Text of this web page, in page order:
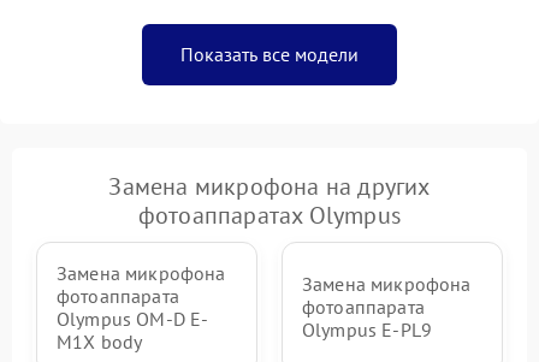
Показать все модели
Замена микрофона на других
фотоаппаратах Olympus
Замена микрофона
фотоаппарата
Olympus OM-D E-
M1X body
Замена микрофона
фотоаппарата
Olympus E‑PL9